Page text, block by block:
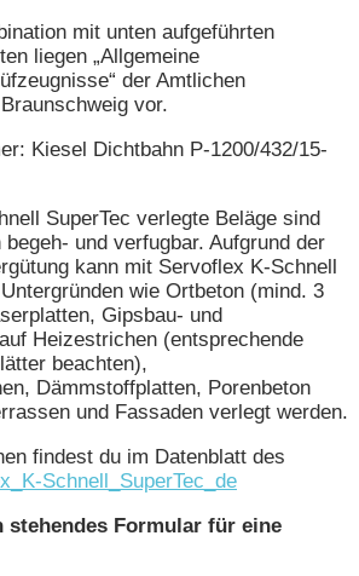
mit unten aufgeführten
liegen „Allgemeine
der Amtlichen
vor.
Kiesel Dichtbahn P-1200/432/15-
SuperTec verlegte Beläge sind
und verfugbar. Aufgrund der
kann mit Servoflex K-Schnell
wie Ortbeton (mind. 3
Gipsbau- und
Heizestrichen (entsprechende
beachten),
Dämmstoffplatten, Porenbeton
und Fassaden verlegt werden.
findest du im Datenblatt des
Schnell_SuperTec_de
stehendes Formular für eine